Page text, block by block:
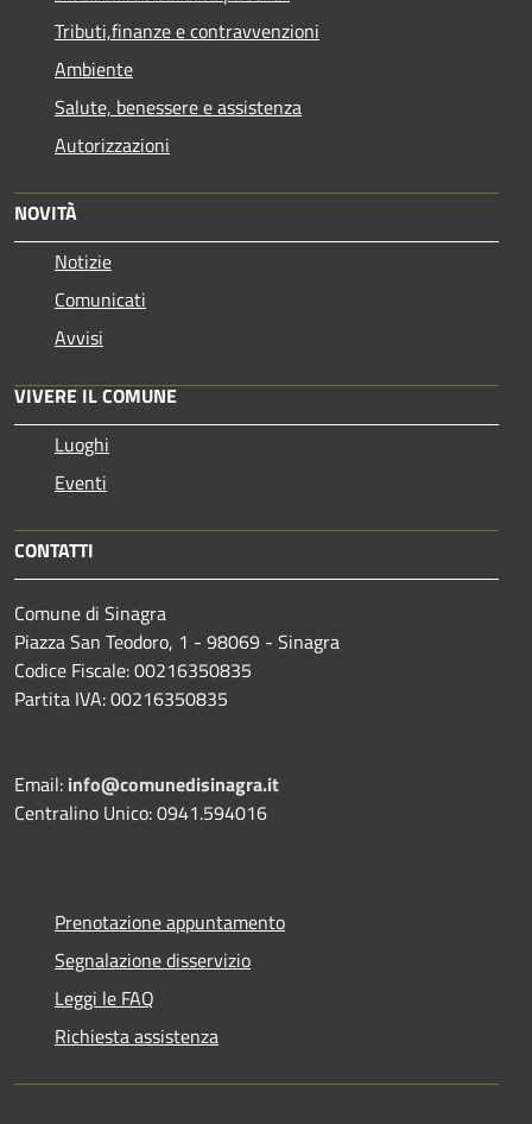
Tributi,finanze e contravvenzioni
Ambiente
Salute, benessere e assistenza
Autorizzazioni
NOVITÀ
Notizie
Comunicati
Avvisi
VIVERE IL COMUNE
Luoghi
Eventi
CONTATTI
Comune di Sinagra
Piazza San Teodoro, 1 - 98069 - Sinagra
Codice Fiscale: 00216350835
Partita IVA: 00216350835
Email: info@comunedisinagra.it
Centralino Unico: 0941.594016
Prenotazione appuntamento
Segnalazione disservizio
Leggi le FAQ
Richiesta assistenza